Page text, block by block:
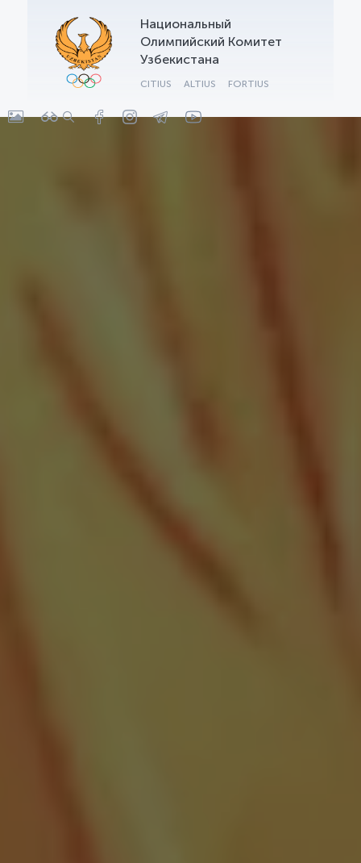
Национальный
Олимпийский Комитет
Узбекистана
CITIUS ALTIUS FORTIUS
OLYMPCHIK AI - yordamchi
Онлайн · olympic.uz